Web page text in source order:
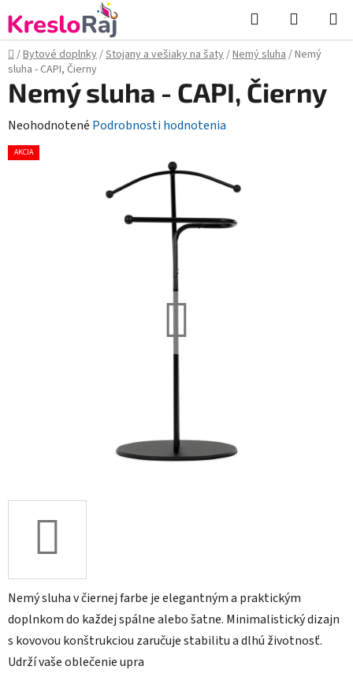
na
obsah
Hľadať
KOŠÍK
Domov
/Bytové doplnky/Stojany a vešiaky na šaty/Nemý sluha/Nemý
sluha - CAPI, Čierny
Nemý sluha v čiernej farbe je elegantným a praktickým
doplnkom do každej spálne alebo šatne. Minimalistický dizajn
s kovovou konštrukciou zaručuje stabilitu a dlhú životnosť.
Udrží vaše oblečenie upra
Nemý sluha - CAPI, Čierny
Priemerné
hodnotenie
Neohodnotené Podrobnosti hodnotenia
AKCIA